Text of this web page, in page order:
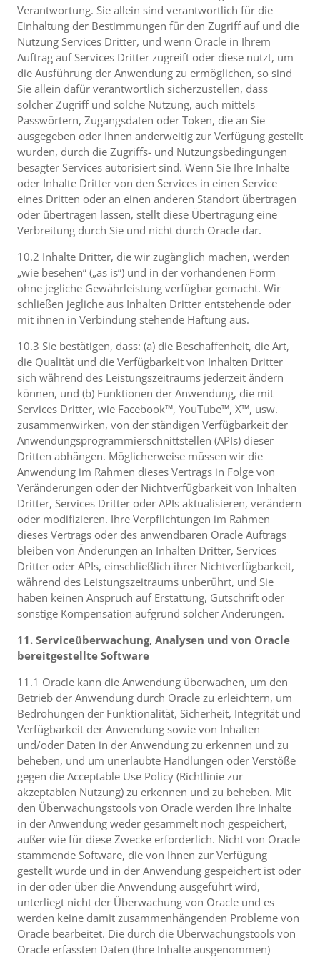
Verantwortung. Sie allein sind verantwortlich für die
Einhaltung der Bestimmungen für den Zugriff auf und die
Nutzung Services Dritter, und wenn Oracle in Ihrem
Auftrag auf Services Dritter zugreift oder diese nutzt, um
die Ausführung der Anwendung zu ermöglichen, so sind
Sie allein dafür verantwortlich sicherzustellen, dass
solcher Zugriff und solche Nutzung, auch mittels
Passwörtern, Zugangsdaten oder Token, die an Sie
ausgegeben oder Ihnen anderweitig zur Verfügung gestellt
wurden, durch die Zugriffs- und Nutzungsbedingungen
besagter Services autorisiert sind. Wenn Sie Ihre Inhalte
oder Inhalte Dritter von den Services in einen Service
eines Dritten oder an einen anderen Standort übertragen
oder übertragen lassen, stellt diese Übertragung eine
Verbreitung durch Sie und nicht durch Oracle dar.
10.2 Inhalte Dritter, die wir zugänglich machen, werden
„wie besehen“ („as is“) und in der vorhandenen Form
ohne jegliche Gewährleistung verfügbar gemacht. Wir
schließen jegliche aus Inhalten Dritter entstehende oder
mit ihnen in Verbindung stehende Haftung aus.
10.3 Sie bestätigen, dass: (a) die Beschaffenheit, die Art,
die Qualität und die Verfügbarkeit von Inhalten Dritter
sich während des Leistungszeitraums jederzeit ändern
können, und (b) Funktionen der Anwendung, die mit
Services Dritter, wie Facebook™, YouTube™, X™, usw.
zusammenwirken, von der ständigen Verfügbarkeit der
Anwendungsprogrammierschnittstellen (APIs) dieser
Dritten abhängen. Möglicherweise müssen wir die
Anwendung im Rahmen dieses Vertrags in Folge von
Veränderungen oder der Nichtverfügbarkeit von Inhalten
Dritter, Services Dritter oder APIs aktualisieren, verändern
oder modifizieren. Ihre Verpflichtungen im Rahmen
dieses Vertrags oder des anwendbaren Oracle Auftrags
bleiben von Änderungen an Inhalten Dritter, Services
Dritter oder APIs, einschließlich ihrer Nichtverfügbarkeit,
während des Leistungszeitraums unberührt, und Sie
haben keinen Anspruch auf Erstattung, Gutschrift oder
sonstige Kompensation aufgrund solcher Änderungen.
11. Serviceüberwachung, Analysen und von Oracle
bereitgestellte Software
11.1 Oracle kann die Anwendung überwachen, um den
Betrieb der Anwendung durch Oracle zu erleichtern, um
Bedrohungen der Funktionalität, Sicherheit, Integrität und
Verfügbarkeit der Anwendung sowie von Inhalten
und/oder Daten in der Anwendung zu erkennen und zu
beheben, und um unerlaubte Handlungen oder Verstöße
gegen die Acceptable Use Policy (Richtlinie zur
akzeptablen Nutzung) zu erkennen und zu beheben. Mit
den Überwachungstools von Oracle werden Ihre Inhalte
in der Anwendung weder gesammelt noch gespeichert,
außer wie für diese Zwecke erforderlich. Nicht von Oracle
stammende Software, die von Ihnen zur Verfügung
gestellt wurde und in der Anwendung gespeichert ist oder
in der oder über die Anwendung ausgeführt wird,
unterliegt nicht der Überwachung von Oracle und es
werden keine damit zusammenhängenden Probleme von
Oracle bearbeitet. Die durch die Überwachungstools von
Oracle erfassten Daten (Ihre Inhalte ausgenommen)